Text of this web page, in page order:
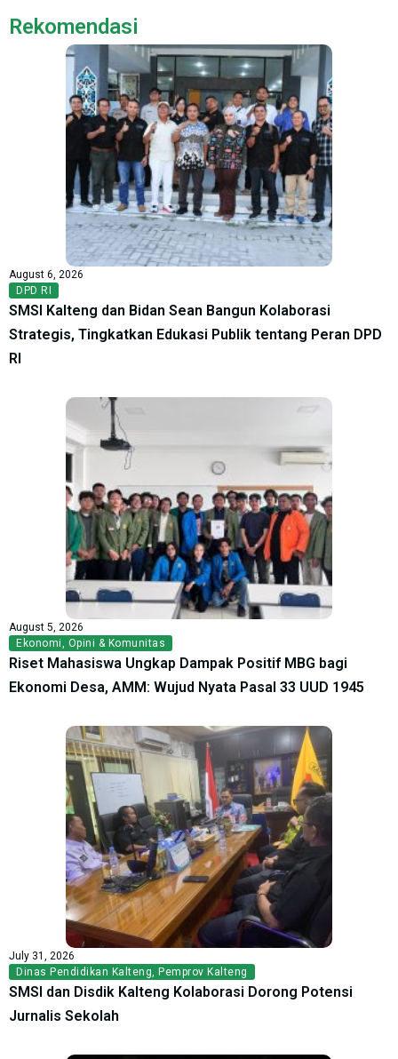
Rekomendasi
August 6, 2026
DPD RI
SMSI Kalteng dan Bidan Sean Bangun Kolaborasi
Strategis, Tingkatkan Edukasi Publik tentang Peran DPD
RI
August 5, 2026
Ekonomi
Opini & Komunitas
Riset Mahasiswa Ungkap Dampak Positif MBG bagi
Ekonomi Desa, AMM: Wujud Nyata Pasal 33 UUD 1945
July 31, 2026
Dinas Pendidikan Kalteng Pemprov Kalteng
SMSI dan Disdik Kalteng Kolaborasi Dorong Potensi
Jurnalis Sekolah